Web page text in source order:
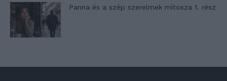
Panna és a szép szerelmek mítosza 1. rész